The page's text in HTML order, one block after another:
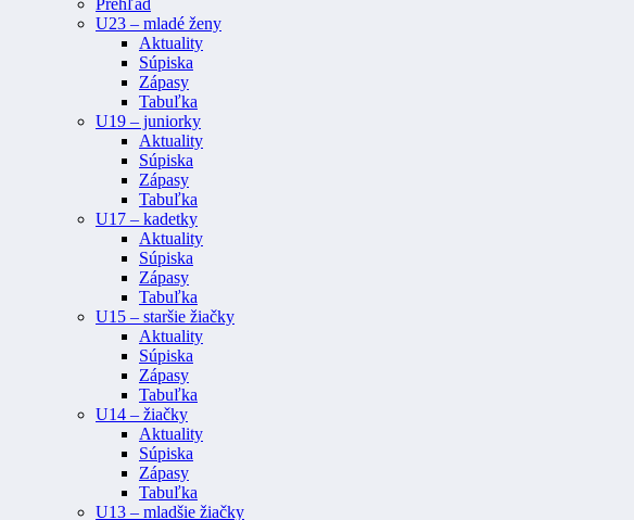
Prehľad
U23 – mladé ženy
Aktuality
Súpiska
Zápasy
Tabuľka
U19 – juniorky
Aktuality
Súpiska
Zápasy
Tabuľka
U17 – kadetky
Aktuality
Súpiska
Zápasy
Tabuľka
U15 – staršie žiačky
Aktuality
Súpiska
Zápasy
Tabuľka
U14 – žiačky
Aktuality
Súpiska
Zápasy
Tabuľka
U13 – mladšie žiačky